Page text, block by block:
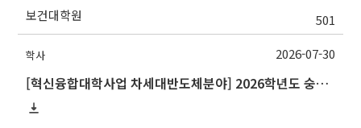
보건대학원 501
학사
[혁신융합대학사업 차세대반도체분야] 2026학년도 숭실대학교 2학기 교류 수학 안내
2026-07-30